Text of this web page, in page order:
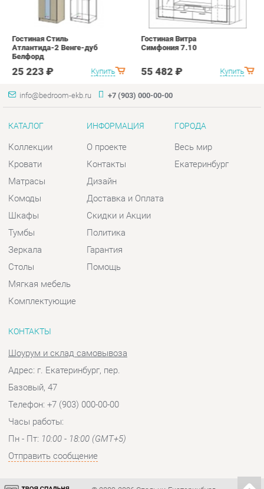
КАТАЛОГ
Коллекции
Кровати
Матрасы
Комоды
Шкафы
Тумбы
Зеркала
Столы
Мягкая мебель
ИНФОРМАЦИЯ
О проекте
Дизайн
Доставка и Оплата
Скидки и Акции
Политика
Гарантия
Помощь
ГОРОДА
Весь мир
КОНТАКТЫ
Адрес: г. Екатеринбург, пер.
Часы работы:
© 2009-2026 Спальни-Екатеринбург